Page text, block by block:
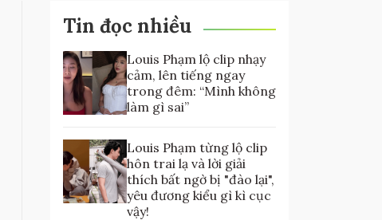
Tin đọc nhiều
Louis Phạm lộ clip nhạy
cảm, lên tiếng ngay
trong đêm: “Mình không
làm gì sai”
Louis Phạm từng lộ clip
hôn trai lạ và lời giải
thích bất ngờ bị "đào lại",
yêu đương kiểu gì kì cục
vậy!